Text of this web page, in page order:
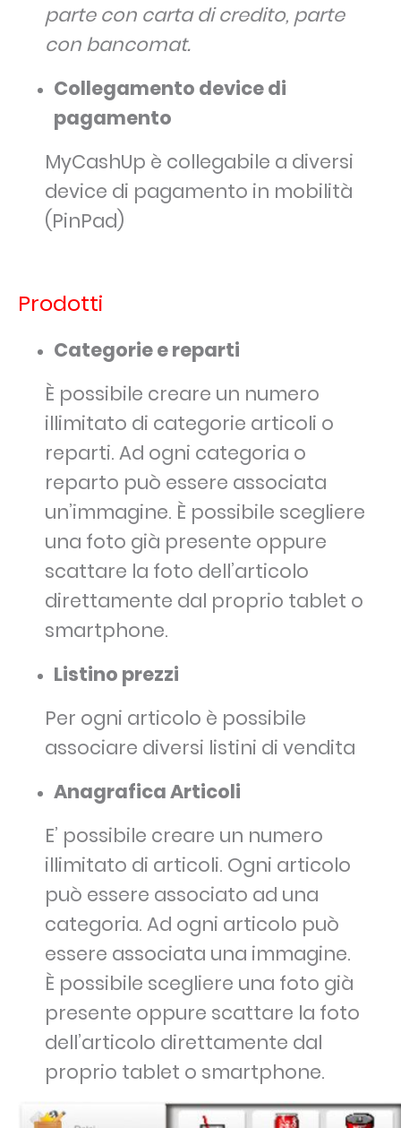
parte con carta di credito, parte
con bancomat.
Collegamento device di
pagamento
MyCashUp è collegabile a diversi
device di pagamento in mobilità
(PinPad)
Prodotti
Categorie e reparti
È possibile creare un numero
illimitato di categorie articoli o
reparti. Ad ogni categoria o
reparto può essere associata
un’immagine. È possibile scegliere
una foto già presente oppure
scattare la foto dell’articolo
direttamente dal proprio tablet o
smartphone.
Listino prezzi
Per ogni articolo è possibile
associare diversi listini di vendita
Anagrafica Articoli
E’ possibile creare un numero
illimitato di articoli. Ogni articolo
può essere associato ad una
categoria. Ad ogni articolo può
essere associata una immagine.
È possibile scegliere una foto già
presente oppure scattare la foto
dell’articolo direttamente dal
proprio tablet o smartphone.